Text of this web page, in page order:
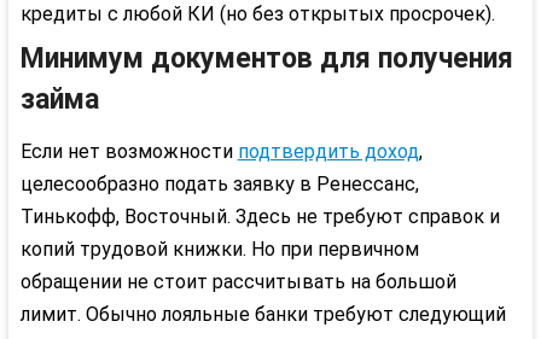
кредиты с любой КИ (но без открытых просрочек).
Минимум документов для получения
займа
Если нет возможности подтвердить доход,
целесообразно подать заявку в Ренессанс,
Тинькофф, Восточный. Здесь не требуют справок и
копий трудовой книжки. Но при первичном
обращении не стоит рассчитывать на большой
лимит. Обычно лояльные банки требуют следующий